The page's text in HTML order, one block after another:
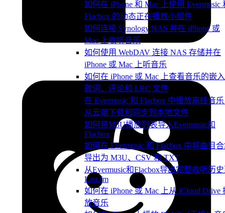
如何在 iPhone 和 Mac 上使用 Evermusic
Flacbox 的动态正在播放小组件
如何连接 Synology NAS 并在 iPhone 或
Mac 上收听音乐
如何使用 WebDAV 连接 NAS 存储并在
iPhone 或 Mac 上听音乐
如何在 iPhone 或 Mac 上查看音乐的嵌
歌词、评论和 LRC 文件
在 Evermusic 和 Flacbox 中播放离线音
从云端下载和同步到本地文件
如何将M3U播放列表导入Evermusic和
Flacbox
如何在 Evermusic 和 Flacbox 中将曲目
导出为 M3U、CSV 和 TXT
从Evermusic和Flacbox导出完整收听历
Last.fm
如何在 iPhone 或 Mac 上从 iCloud Drive
放音乐